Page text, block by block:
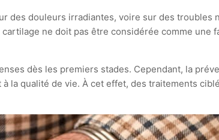
des douleurs irradiantes, voire sur des troubles
ne doit pas être considérée comme une
dès les premiers stades. Cependant, la
la qualité de vie. À cet effet, des traitements